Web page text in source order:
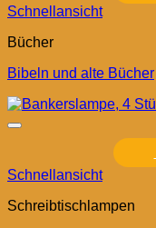
Schnellansicht
Bücher
Bibeln und alte Bücher
Schnellansicht
Schreibtischlampen